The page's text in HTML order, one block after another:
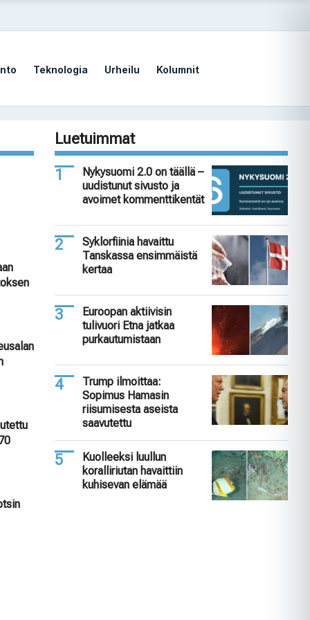
Teknologia Urheilu Kolumnit
Luetuimmat
Nykysuomi 2.0 on täällä –
uudistunut sivusto ja
avoimet kommenttikentät
Syklorfiinia havaittu
Tanskassa ensimmäistä
kertaa
Euroopan aktiivisin
tulivuori Etna jatkaa
purkautumistaan
Trump ilmoittaa:
Sopimus Hamasin
riisumisesta aseista
saavutettu
Kuolleeksi luullun
koralliriutan havaittiin
kuhisevan elämää